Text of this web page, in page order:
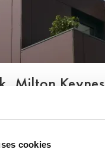
cookies
Milton Keynes